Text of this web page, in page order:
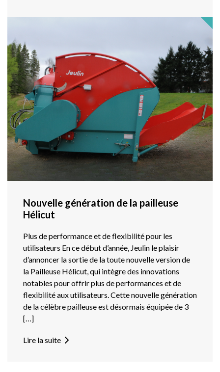
Nouvelle génération de la pailleuse
Hélicut
Plus de performance et de flexibilité pour les
utilisateurs En ce début d’année, Jeulin le plaisir
d’annoncer la sortie de la toute nouvelle version de
la Pailleuse Hélicut, qui intègre des innovations
notables pour offrir plus de performances et de
flexibilité aux utilisateurs. Cette nouvelle génération
de la célèbre pailleuse est désormais équipée de 3
[…]
Lire la suite